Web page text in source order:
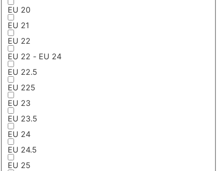
EU 20
EU 21
EU 22
EU 22 - EU 24
EU 22.5
EU 225
EU 23
EU 23.5
EU 24
EU 24.5
EU 25